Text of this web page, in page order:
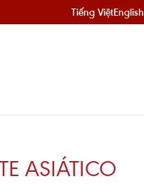
Tiếng ViệtEnglish
ASIÁTICO